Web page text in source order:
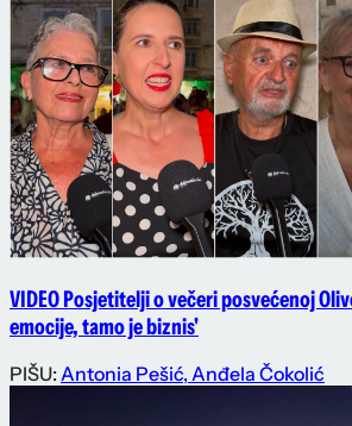
VIDEO Posjetitelji o večeri posvećenoj
emocije, tamo je biznis'
PIŠU: Antonia Pešić,Anđela Čokolić